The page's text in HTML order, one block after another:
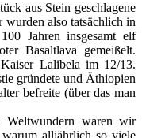
aus Stein geschlagene
also tatsächlich in
Jahren insgesamt elf
Basaltlava gemeißelt.
Lalibela im 12/13.
gründete und Äthiopien
befreite (über das man
Weltwundern waren wir